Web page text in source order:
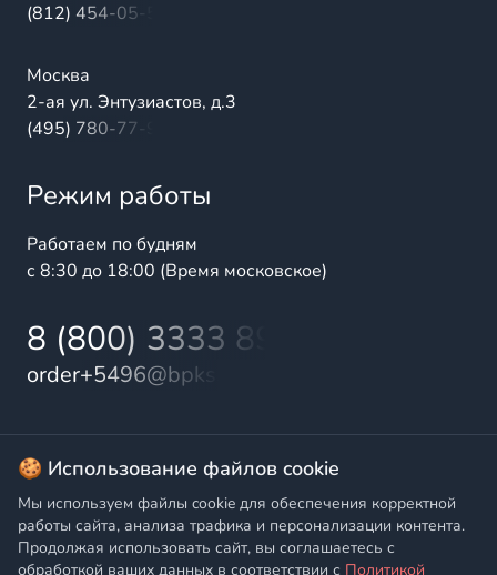
(812) 454-05-54
Москва
2-ая ул. Энтузиастов, д.3
(495) 780-77-98
Режим работы
Работаем по будням
с 8:30 до 18:00 (Время московское)
8 (800) 3333 899
order+5496@bpks.ru
© 2025 БалтПромКомплект — комплексные поставки
высококачественной продукции промышленного и
бытового назначения
Политика конфиденциальности,Согласие на обработку
🍪 Использование файлов cookie
Мы используем файлы cookie для обеспечения корректной
работы сайта, анализа трафика и персонализации контента.
Продолжая использовать сайт, вы соглашаетесь с
обработкой ваших данных в соответствии с Политикой